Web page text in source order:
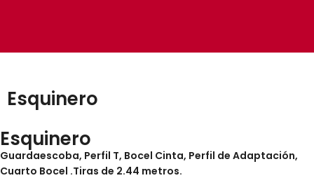
Esquinero
Esquinero
Guardaescoba, Perfil T, Bocel Cinta, Perfil de Adaptación,
Cuarto Bocel .Tiras de 2.44 metros.